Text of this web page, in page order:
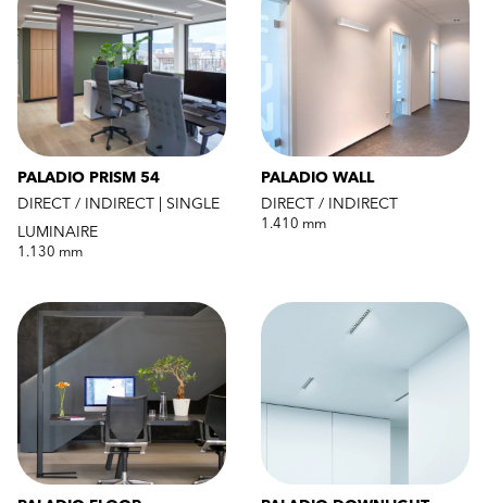
PALADIO PRISM 54
DIRECT / INDIRECT | SINGLE
LUMINAIRE
1.130 mm
PALADIO WALL
DIRECT / INDIRECT
1.410 mm